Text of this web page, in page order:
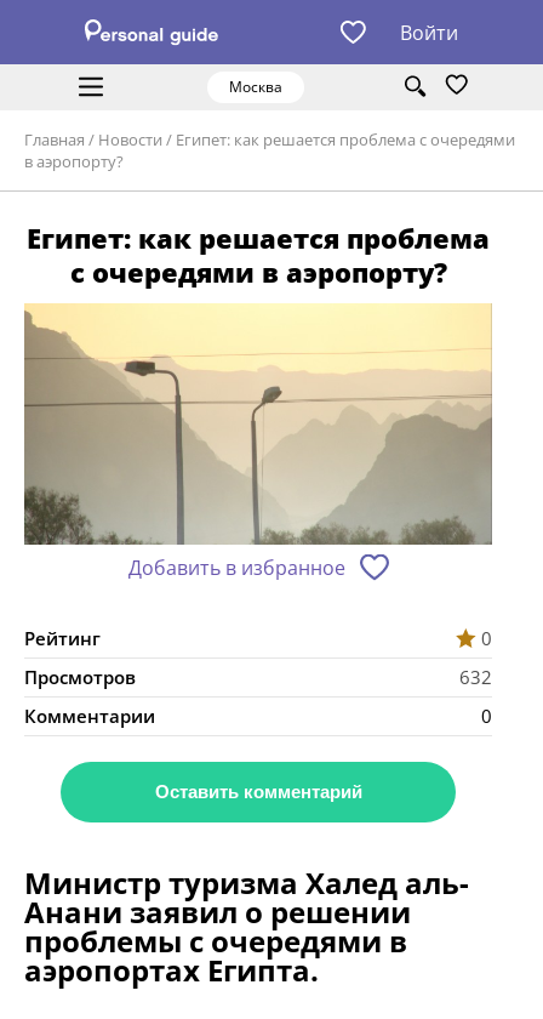
Войти
Москва
Главная / Новости / Египет: как решается проблема с очередями
в аэропорту?
Египет: как решается проблема
с очередями в аэропорту?
Добавить в избранное
Рейтинг
0
Просмотров
632
Комментарии
0
Оставить комментарий
Министр туризма Халед аль-
Анани заявил о решении
проблемы с очередями в
аэропортах Египта.